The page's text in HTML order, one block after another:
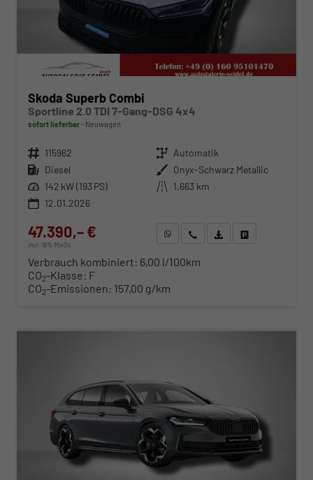
Skoda Superb Combi
Sportline 2.0 TDI 7-Gang-DSG 4x4
sofort lieferbar Neuwagen
Fahrzeugnr. 115962 Getriebe Automatik
Kraftstoff Diesel Außenfarbe Onyx-Schwarz Metallic
Leistung 142 kW (193 PS) Kilometerstand 1.663 km
12.01.2026
47.390,– €
incl. 19% MwSt.
WhatsApp anfragen
Wir rufen Sie anFahrzeugexposé (PDF)
Verbrauch kombiniert: 6,00 l/100km
CO2-Klasse: F
CO2-Emissionen: 157,00 g/km